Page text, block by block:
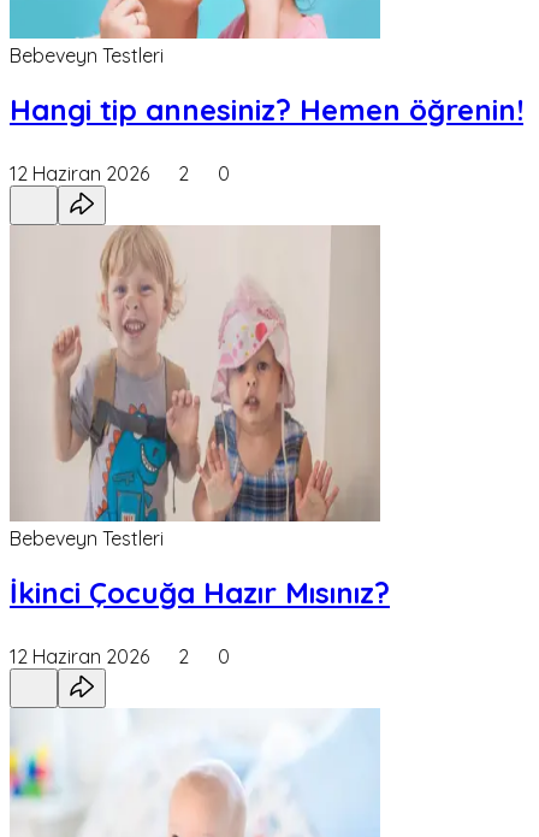
Bebeveyn Testleri
Hangi tip annesiniz? Hemen öğrenin!
12 Haziran 2026 2 0
Bebeveyn Testleri
İkinci Çocuğa Hazır Mısınız?
12 Haziran 2026 2 0